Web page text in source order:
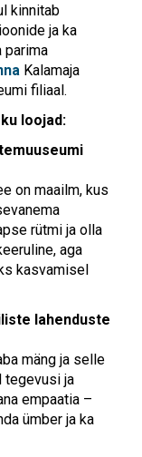
kinnitab
ja ka
parima
Kalamaja
filiaal.
loojad:
on maailm, kus
rütmi ja olla
aga
kasvamisel
lahenduste
mäng ja selle
tegevusi ja
empaatia –
ümber ja ka